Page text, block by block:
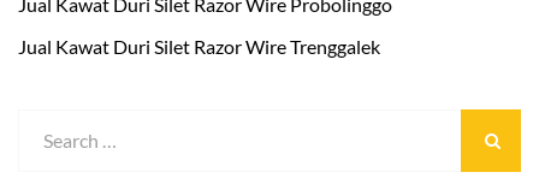
Jual Kawat Duri Silet Razor Wire Trenggalek